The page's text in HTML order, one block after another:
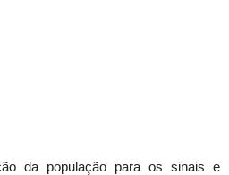
da população para os sinais e